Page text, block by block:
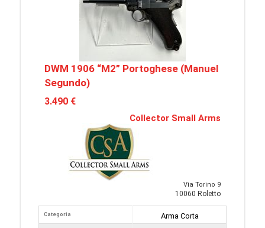
DWM 1906 “M2” Portoghese (Manuel
Segundo)
3.490 €
Collector Small Arms
Via Torino 9
10060 Roletto
Categoria
Arma Corta